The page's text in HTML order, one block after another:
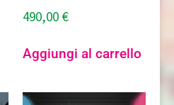
490,00€
Aggiungi al carrello